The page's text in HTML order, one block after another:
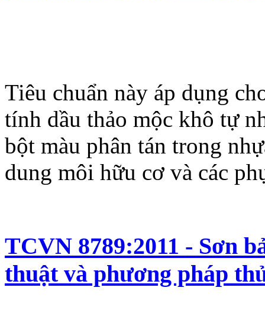
Tiêu chuẩn này áp dụng
tính dầu thảo mộc khô tự
bột màu phân tán trong
dung môi hữu cơ và các
TCVN 8789:2011 - Sơn
thuật và phương pháp